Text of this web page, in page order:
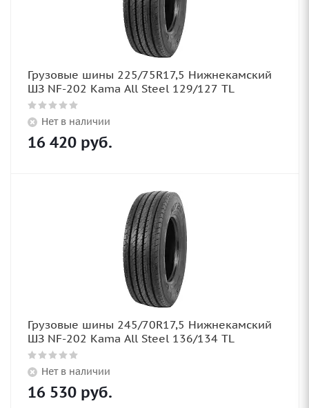
Грузовые шины 225/75R17,5 Нижнекамский
ШЗ NF-202 Kama All Steel 129/127 TL
Нет в наличии
16 420 руб.
Грузовые шины 245/70R17,5 Нижнекамский
ШЗ NF-202 Kama All Steel 136/134 TL
Нет в наличии
16 530 руб.